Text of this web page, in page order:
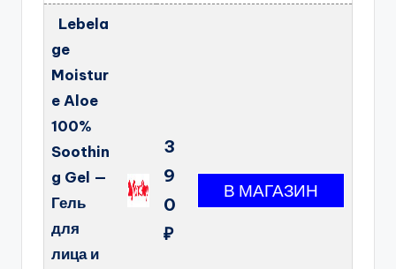
Lebela
ge
Moistur
e Aloe
100%
Soothin
g Gel —
Гель
для
лица и
3
9
0
₽